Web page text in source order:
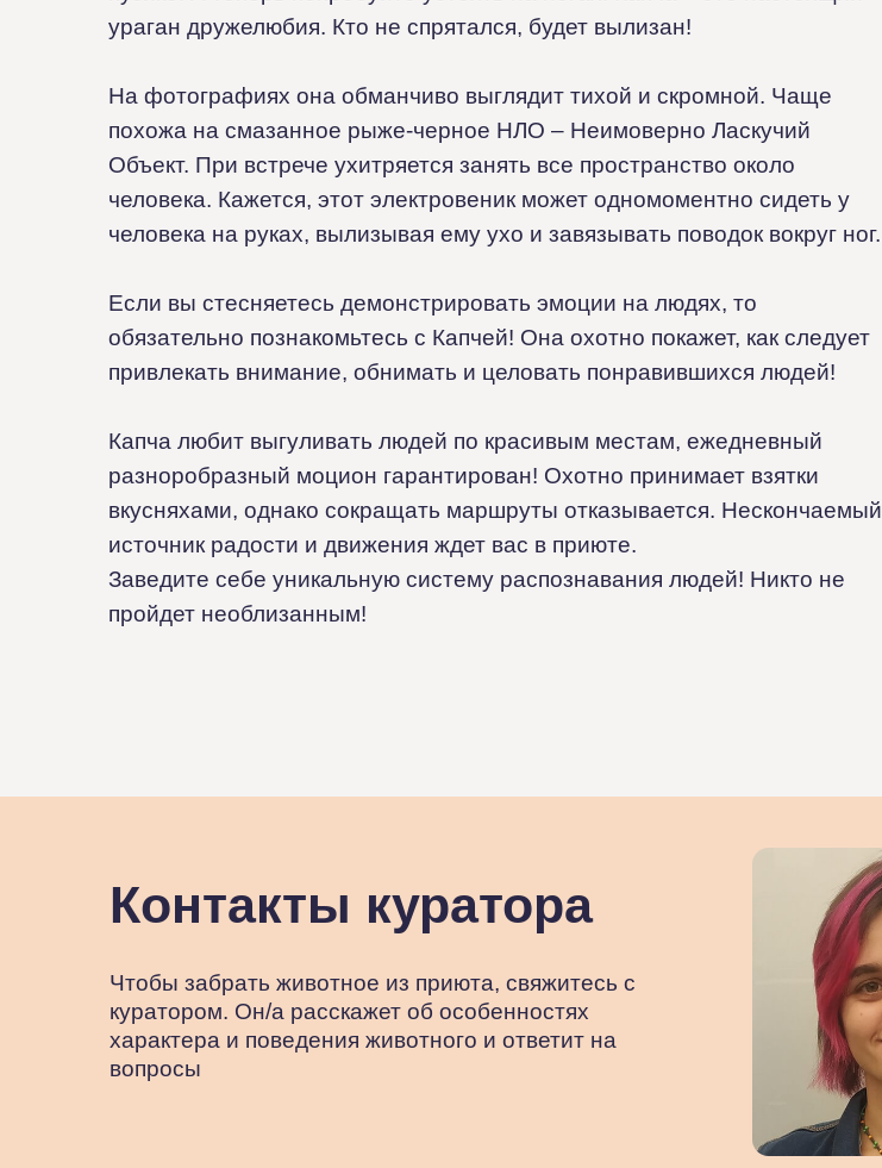
ураган дружелюбия. Кто не спрятался, будет вылизан!
На фотографиях она обманчиво выглядит тихой и скромной. Чаще
похожа на смазанное рыже-черное НЛО – Неимоверно Ласкучий
Объект. При встрече ухитряется занять все пространство около
человека. Кажется, этот электровеник может одномоментно сидеть у
человека на руках, вылизывая ему ухо и завязывать поводок вокруг ног.
Если вы стесняетесь демонстрировать эмоции на людях, то
обязательно познакомьтесь с Капчей! Она охотно покажет, как следует
привлекать внимание, обнимать и целовать понравившихся людей!
Капча любит выгуливать людей по красивым местам, ежедневный
разноробразный моцион гарантирован! Охотно принимает взятки
вкусняхами, однако сокращать маршруты отказывается. Нескончаемый
источник радости и движения ждет вас в приюте.
Заведите себе уникальную систему распознавания людей! Никто не
пройдет необлизанным!
Контакты куратора
Чтобы забрать животное из приюта, свяжитесь с
куратором. Он/а расскажет об особенностях
характера и поведения животного и ответит на
вопросы